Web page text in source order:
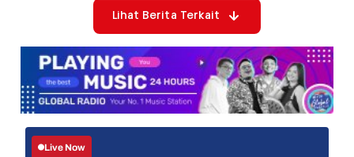
Lihat Berita Terkait
Live Now